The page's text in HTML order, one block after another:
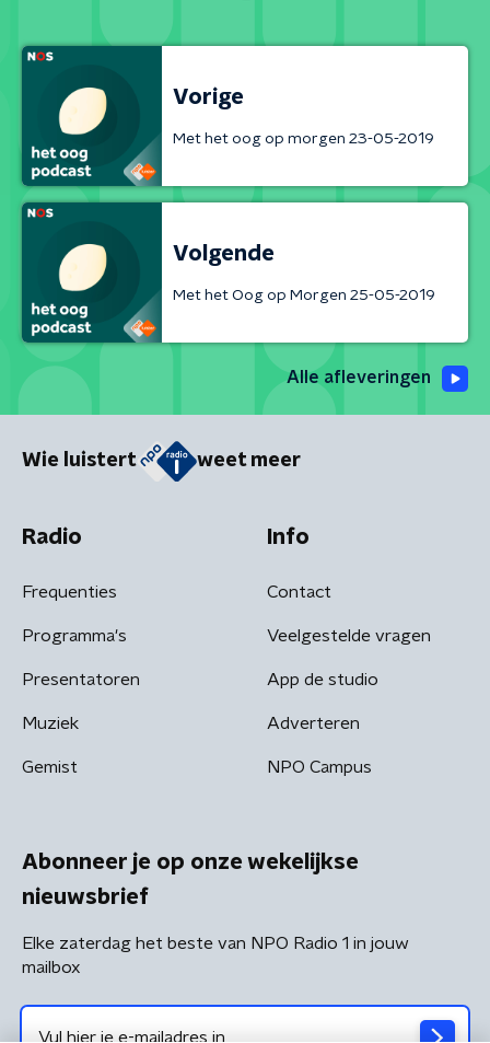
Vorige
Met het oog op morgen 23-05-2019
Volgende
Met het Oog op Morgen 25-05-2019
Alle afleveringen
Wie luistert weet meer
Radio
Frequenties
Programma's
Presentatoren
Muziek
Gemist
Info
Contact
Veelgestelde vragen
App de studio
Adverteren
NPO Campus
Abonneer je op onze wekelijkse
nieuwsbrief
Elke zaterdag het beste van NPO Radio 1 in jouw
mailbox